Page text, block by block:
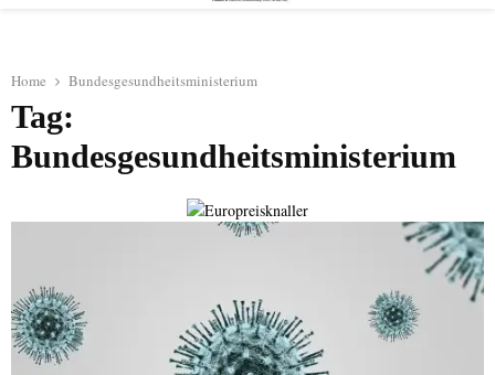
Home Bundesgesundheitsministerium
Tag:
Bundesgesundheitsministerium